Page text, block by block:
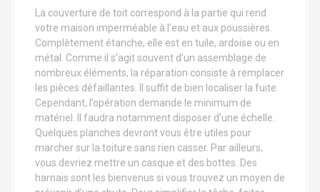
La couverture de toit correspond à la partie qui rend
votre maison imperméable à l’eau et aux poussières.
Complètement étanche, elle est en tuile, ardoise ou en
métal. Comme il s’agit souvent d’un assemblage de
nombreux éléments, la réparation consiste à remplacer
les pièces défaillantes. Il suffit de bien localiser la fuite.
Cependant, l’opération demande le minimum de
matériel. Il faudra notamment disposer d’une échelle.
Quelques planches devront vous être utiles pour
marcher sur la toiture sans rien casser. Par ailleurs,
vous devriez mettre un casque et des bottes. Des
harnais sont les bienvenus si vous trouvez un moyen de